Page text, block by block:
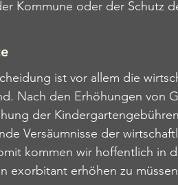
Kommune oder der Schutz
ist vor allem die
Nach den Erhöhungen von
der
Versäumnisse der
kommen wir hoffentlich in
exorbitant erhöhen zu